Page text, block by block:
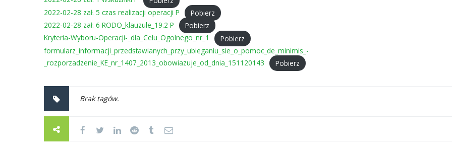
2022-02-28 zał. 5 czas realizacji operacji P
Pobierz
2022-02-28 zał. 6 RODO_klauzule_19.2 P
Pobierz
Kryteria-Wyboru-Operacji-_dla_Celu_Ogolnego_nr_1
Pobierz
formularz_informacji_przedstawianych_przy_ubieganiu_sie_o_pomoc_de_minimis_-
_rozporzadzenie_KE_nr_1407_2013_obowiazuje_od_dnia_151120143
Pobierz
Brak tagów.